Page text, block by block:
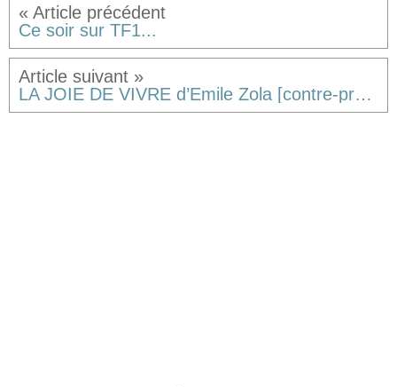
Ce soir sur TF1...
LA JOIE DE VIVRE d’Emile Zola [contre-profil d’une œuvre]